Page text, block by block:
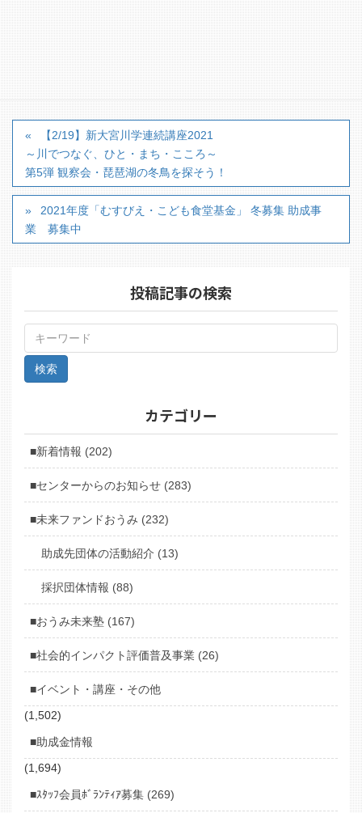
https://www.mhlw.go.jp/stf/seisakunitsuite/bunya/00001
96788_00003.html
カテゴリー ■助成金情報
【2/19】新大宮川学連続講座2021
～川でつなぐ、ひと・まち・こころ～
第5弾 観察会・琵琶湖の冬鳥を探そう！
2021年度「むすびえ・こども食堂基金」 冬募集 助成事
業 募集中
投稿記事の検索
カテゴリー
■新着情報 (202)
■センターからのお知らせ (283)
■未来ファンドおうみ (232)
助成先団体の活動紹介 (13)
採択団体情報 (88)
■おうみ未来塾 (167)
■社会的インパクト評価普及事業 (26)
■イベント・講座・その他
(1,502)
■助成金情報
(1,694)
■ｽﾀｯﾌ会員ﾎﾞﾗﾝﾃｨｱ募集 (269)